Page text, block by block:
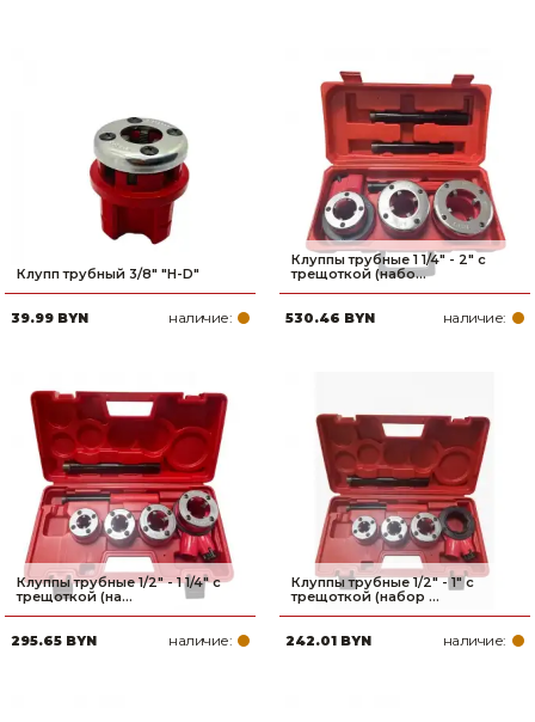
Клупп трубный 3/8" "H-D"
39.99 BYN наличие:
Клуппы трубные 1 1/4" - 2" с
трещоткой (набо...
530.46 BYN наличие:
Клуппы трубные 1/2" - 1 1/4" с
трещоткой (на...
295.65 BYN наличие:
Клуппы трубные 1/2" - 1" с
трещоткой (набор ...
242.01 BYN наличие: